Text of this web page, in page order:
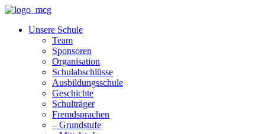
Unsere Schule
Team
Sponsoren
Organisation
Schulabschlüsse
Ausbildungsschule
Geschichte
Schulträger
Fremdsprachen
– Grundstufe